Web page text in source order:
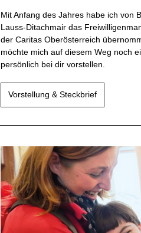
Mit Anfang des Jahres habe ich von
Lauss-Ditachmair das
der Caritas Oberösterreich
möchte mich auf diesem Weg noch
persönlich bei dir vorstellen.
Vorstellung & Steckbrief